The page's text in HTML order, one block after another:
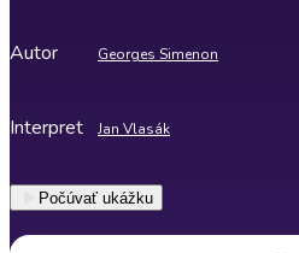
Autor Georges Simenon
Interpret Jan Vlasák
Počúvať ukážku